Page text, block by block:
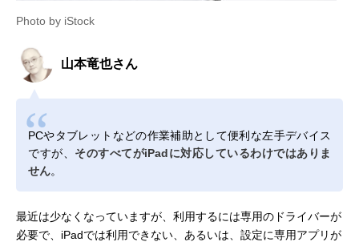
Photo by iStock
山本竜也さん
PCやタブレットなどの作業補助として便利な左手デバイス
ですが、 そのすべてがiPadに対応しているわけではありま
せん。
最近は少なくなっていますが、利用するには専用のドライバーが
必要で、iPadでは利用できない、あるいは、設定に専用アプリが